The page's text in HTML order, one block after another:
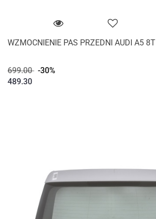
WZMOCNIENIE PAS PRZEDNI AUDI A5 8T
699.00 -30%
489.30